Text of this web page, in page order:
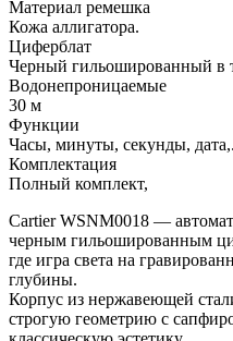
Материал ремешка
Кожа аллигатора.
Циферблат
Черный гильошированный в
Водонепроницаемые
30 м
Функции
Часы, минуты, секунды, дата,.
Комплектация
Полный комплект,
Cartier WSNM0018 —
черным гильошированным
где игра света на
глубины.
Корпус из нержавеющей
строгую геометрию с